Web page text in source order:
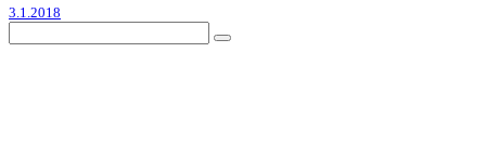
3.1.2018